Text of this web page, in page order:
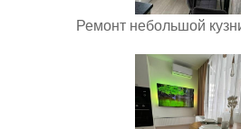
Ремонт небольшой